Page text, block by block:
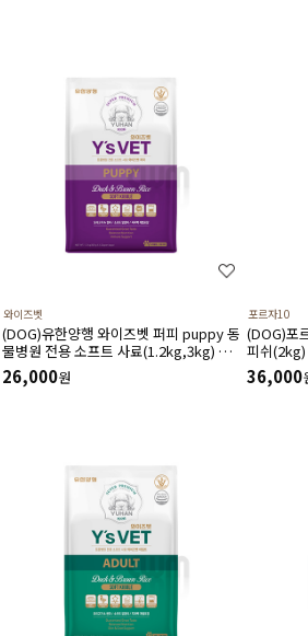
와이즈벳
(DOG)유한양행 와이즈벳 퍼피 puppy 동
물병원 전용 소프트 사료(1.2kg,3kg) 풍
부한 필수 영양소 함유로 면역력증진 근골
격성장 소화기건강에 도움
26,000원
포르자10
(DOG)포
피쉬(2kg)
강한소화
36,000